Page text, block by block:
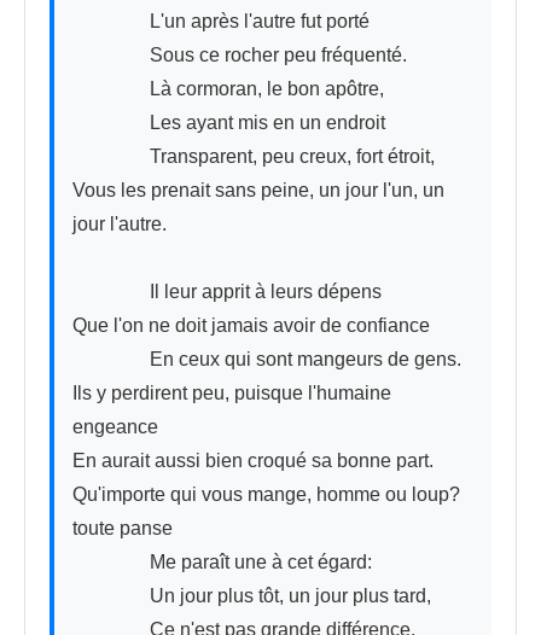
L'un après l'autre fut porté
Sous ce rocher peu fréquenté.
Là cormoran, le bon apôtre,
Les ayant mis en un endroit
Transparent, peu creux, fort étroit,
Vous les prenait sans peine, un jour l'un, un
jour l'autre.
Il leur apprit à leurs dépens
Que l'on ne doit jamais avoir de confiance
En ceux qui sont mangeurs de gens.
Ils y perdirent peu, puisque l'humaine
engeance
En aurait aussi bien croqué sa bonne part.
Qu'importe qui vous mange, homme ou loup?
toute panse
Me paraît une à cet égard:
Un jour plus tôt, un jour plus tard,
Ce n'est pas grande différence.